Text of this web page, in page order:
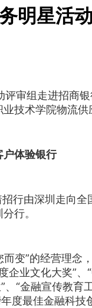
明星活
审组走进招商
技术学院物流
户体验银行
由深圳走向全
行。
”的经营理念
业文化大奖”
“金融宣传教
度最佳金融科技